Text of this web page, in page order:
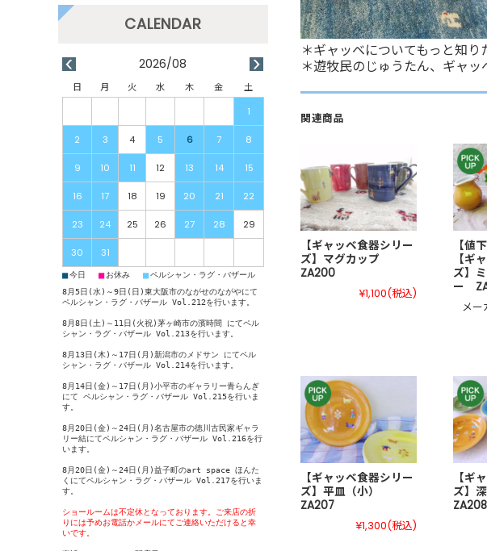
＊ギャッベについてもっと知り
＊遊牧民のじゅうたん、ギャッ
関連商品
【ギャッベ食器シリー
ズ】マグカップ
ZA200
¥1,100(税込)
【値
【ギ
ズ】
ー
メー
【ギャッベ食器シリー
ズ】平皿（小）
ZA207
¥1,300(税込)
【ギ
ズ】
ZA208
2026/08
日 月 火 水 木 金
土
1
2 3 4 5 6 7 8
9 10 11 12 13 14 15
16 17 18 19 20 21 22
23 24 25 26 27 28 29
30 31
■今日 ■お休み ■ペルシャン・ラグ・バザール
8月5日(水)～9日(日)東大阪市のながせのながやにて
ペルシャン・ラグ・バザール Vol.212を行います。
8月8日(土)～11日(火祝)茅ヶ崎市の濱時間 にてペル
シャン・ラグ・バザール Vol.213を行います。
8月13日(木)～17日(月)新潟市のメドサン にてペル
シャン・ラグ・バザール Vol.214を行います。
8月14日(金)～17日(月)小平市のギャラリー青らんぎ
にてペルシャン・ラグ・バザール Vol.215を行いま
す。
8月20日(金)～24日(月)名古屋市の徳川古民家ギャラ
リー結にてペルシャン・ラグ・バザール Vol.216を行
います。
8月20日(金)～24日(月)益子町のart space ほんた
くにてペルシャン・ラグ・バザール Vol.217を行いま
す。
ショールームは不定休となっております。ご来店の折
りには予めお電話かメールにてご連絡いただけると幸
いです。